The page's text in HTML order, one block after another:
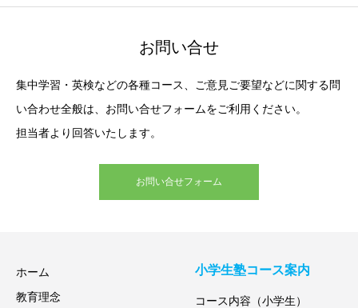
お問い合せ
集中学習・英検などの各種コース、ご意見ご要望などに関する問
い合わせ全般は、お問い合せフォームをご利用ください。
担当者より回答いたします。
お問い合せフォーム
ホーム
教育理念
小学生塾コース案内
コース内容（小学生）